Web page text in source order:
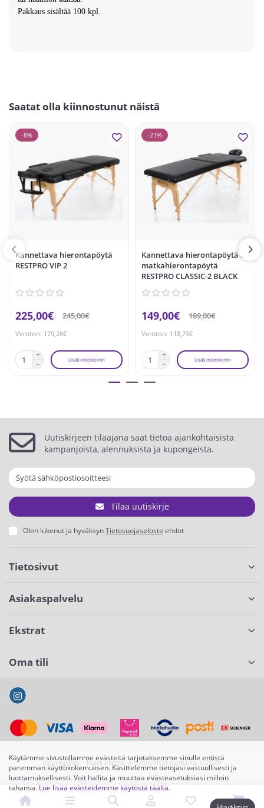
Pakkaus sisältää 100 kpl.
Saatat olla kiinnostunut näistä
-8%
Kannettava hierontapöytä
RESTPRO VIP 2
225,00€ 245,00€
Veroton: 179,28€
Lisää ostoskoriin
-21%
Kannettava hierontapöytä /
matkahierontapöytä
RESTPRO CLASSIC-2 BLACK
149,00€ 189,00€
Veroton: 118,73€
Lisää ostoskoriin
Käytämme sivustollamme evästeitä tarjotaksemme sinulle entistä
paremman käyttökokemuksen. Käsittelemme tietojasi vastuullisesti ja
luottamuksellisesti. Voit hallita ja muuttaa evästeasetuksiasi milloin
tahansa. Lue lisää evästeidemme käytöstä täältä.
Uutiskirjeen tilaajana saat tietoa ajankohtaisista
kampanjoista, alennuksista ja kupongeista.
Tilaa uutiskirje
Olen lukenut ja hyväksynTietosuojaseloste ehdot
Tietosivut
Asiakaspalvelu
Ekstrat
Oma tili
BeautyWay – laadukkaita ja hyödyllisiä tuotteita ©2026